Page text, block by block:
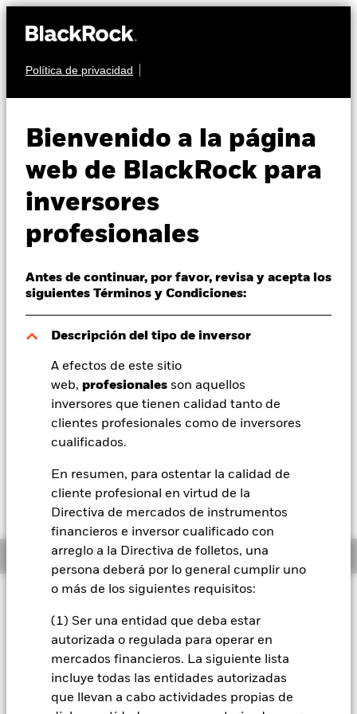
Política de privacidad
Bienvenido a la página
web de BlackRock para
inversores
profesionales
Antes de continuar, por favor, revisa y acepta los
siguientes Términos y Condiciones:
Descripción del tipo de inversor
A efectos de este sitio
web, profesionales son aquellos
inversores que tienen calidad tanto de
clientes profesionales como de inversores
cualificados.
En resumen, para ostentar la calidad de
cliente profesional en virtud de la
Directiva de mercados de instrumentos
financieros e inversor cualificado con
arreglo a la Directiva de folletos, una
persona deberá por lo general cumplir uno
o más de los siguientes requisitos:
(1) Ser una entidad que deba estar
autorizada o regulada para operar en
mercados financieros. La siguiente lista
incluye todas las entidades autorizadas
que llevan a cabo actividades propias de
Perspectivas
Visión de mercado
Educación
Profesionales
España
Change location
BlackRock
iShares
Nuestra compañía
Markets Blended Bond
Fund
USD 13,72
Variación del valor liquidativo a 06 ago 2026
USD 0,00 (0,00%)
Morningstar Rating
Información general
Filosofía de inversión
El Fondo tiene por objetivo maximizar la rentabilidad de su
inversión a través de una combinación de revalorización del
capital y rendimientos de los activos del Fondo, de forma
gobierno corporativo (ESG) y de inversión sostenible
aplicados a la inversión. El Fondo se gestiona de forma activa